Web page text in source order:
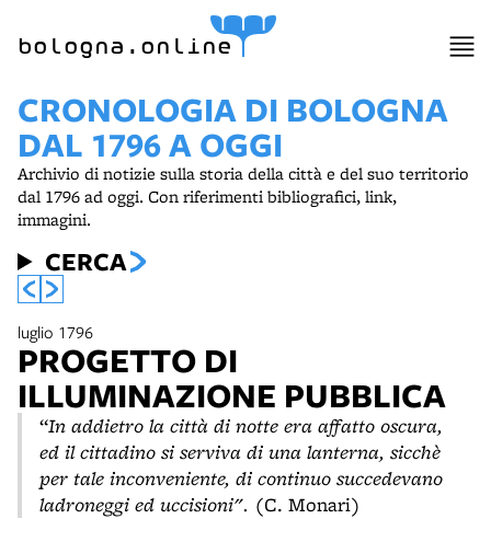
bologna.online
CRONOLOGIA DI BOLOGNA
DAL 1796 A OGGI
Archivio di notizie sulla storia della città e del suo territorio
dal 1796 ad oggi. Con riferimenti bibliografici, link,
immagini.
CERCA
luglio 1796
PROGETTO DI
ILLUMINAZIONE PUBBLICA
“In addietro la città di notte era affatto oscura,
ed il cittadino si serviva di una lanterna, sicchè
per tale inconveniente, di continuo succedevano
ladroneggi ed uccisioni". (C. Monari)